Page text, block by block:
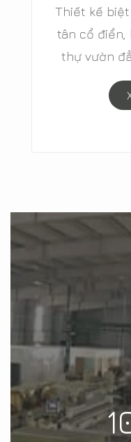
Thiết kế
tân cổ điển,
thự vườn